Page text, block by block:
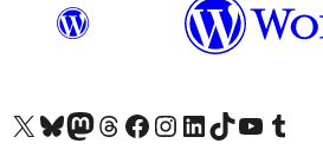
Besök vår X-konto (f.d. Twitter)
Besök vårt Bluesky-konto
Besök vårt Mastodon-konto
Besök vårt Thread-konto
Besök vår Facebook-sidaBesök vårt Instagram-konto
Besök vårt LinkedIn-konto
Besök vårt TikTok-konto
Besök vår YouTube-kanalBesök vårt Tumblr-konto